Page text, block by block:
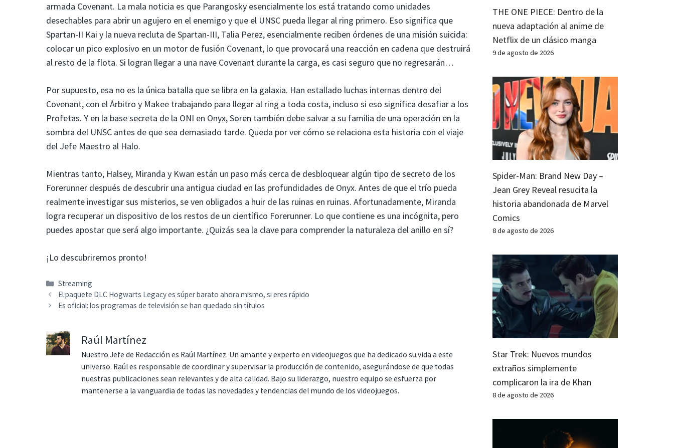
armada Covenant. La mala noticia es que Parangosky esencialmente los está tratando como unidades
desechables para abrir un agujero en el enemigo y que el UNSC pueda llegar al ring primero. Eso significa que
Spartan-II Kai y la nueva recluta de Spartan-III, Talia Perez, esencialmente reciben órdenes de una misión suicida:
colocar un pico explosivo en un motor de fusión Covenant, lo que provocará una reacción en cadena que destruirá
al resto de la flota. Si logran llegar a una nave Covenant durante la carga, es casi seguro que no regresarán…
Por supuesto, esa no es la única batalla que se libra en la galaxia. Han estallado luchas internas dentro del
Covenant, con el Árbitro y Makee trabajando para llegar al ring a toda costa, incluso si eso significa desafiar a los
Profetas. Y en la base secreta de la ONI en Onyx, Soren también debe salvar a su familia de una operación en la
sombra del UNSC antes de que sea demasiado tarde. Queda por ver cómo se relaciona esta historia con el viaje
del Jefe Maestro al Halo.
Mientras tanto, Halsey, Miranda y Kwan están un paso más cerca de desbloquear algún tipo de secreto de los
Forerunner después de descubrir una antigua ciudad en las profundidades de Onyx. Antes de que el trío pueda
realmente investigar sus misterios, se ven obligados a huir de las ruinas en ruinas. Afortunadamente, Miranda
logra recuperar un dispositivo de los restos de un científico Forerunner. Lo que contiene es una incógnita, pero
puedes apostar que será algo importante. ¿Quizás sea la clave para comprender la naturaleza del anillo en sí?
¡Lo descubriremos pronto!
Categorías
Streaming
El paquete DLC Hogwarts Legacy es súper barato ahora mismo, si eres rápido
Es oficial: los programas de televisión se han quedado sin títulos
Raúl Martínez
Nuestro Jefe de Redacción es Raúl Martínez. Un amante y experto en videojuegos que ha dedicado su vida a este
universo. Raúl es responsable de coordinar y supervisar la producción de contenido, asegurándose de que todas
nuestras publicaciones sean relevantes y de alta calidad. Bajo su liderazgo, nuestro equipo se esfuerza por
mantenerse a la vanguardia de todas las novedades y tendencias del mundo de los videojuegos.
THE ONE PIECE: Dentro de la
nueva adaptación al anime de
Netflix de un clásico manga
9 de agosto de 2026
Spider-Man: Brand New Day –
Jean Grey Reveal resucita la
historia abandonada de Marvel
Comics
8 de agosto de 2026
Star Trek: Nuevos mundos
extraños simplemente
complicaron la ira de Khan
8 de agosto de 2026